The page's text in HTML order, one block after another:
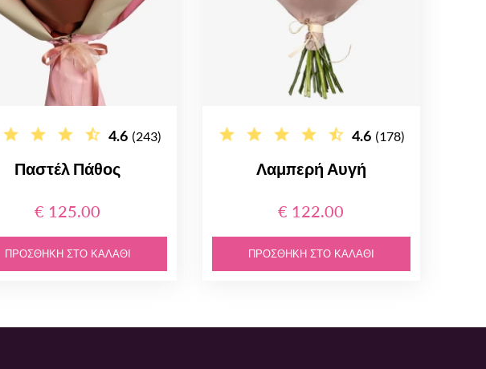
4.6 (243)
Παστέλ Πάθος
€ 125.00
ΠΡΟΣΘΉΚΗ ΣΤΟ ΚΑΛΆΘΙ
4.6 (178)
Λαμπερή Αυγή
€ 122.00
ΠΡΟΣΘΉΚΗ ΣΤΟ ΚΑΛΆΘΙ